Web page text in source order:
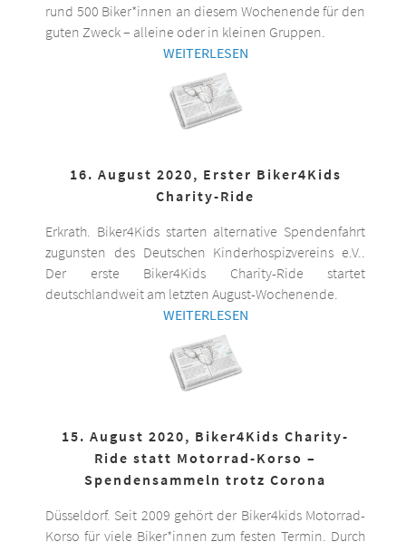
rund 500 Biker*innen an diesem Wochenende für den
guten Zweck – alleine oder in kleinen Gruppen.
WEITERLESEN
16. August 2020, Erster Biker4Kids
Charity-Ride
Erkrath. Biker4Kids starten alternative Spendenfahrt
zugunsten des Deutschen Kinderhospizvereins e.V..
Der erste Biker4Kids Charity-Ride startet
deutschlandweit am letzten August-Wochenende.
WEITERLESEN
15. August 2020, Biker4Kids Charity-
Ride statt Motorrad-Korso –
Spendensammeln trotz Corona
Düsseldorf. Seit 2009 gehört der Biker4kids Motorrad-
Korso für viele Biker*innen zum festen Termin. Durch